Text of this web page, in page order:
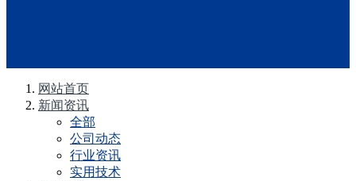
网站首页
新闻资讯
全部
公司动态
行业资讯
实用技术